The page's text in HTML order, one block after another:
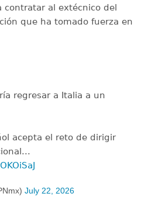
contratar al extécnico del
que ha tomado fuerza en
regresar a Italia a un
acepta el reto de dirigir
July 22, 2026